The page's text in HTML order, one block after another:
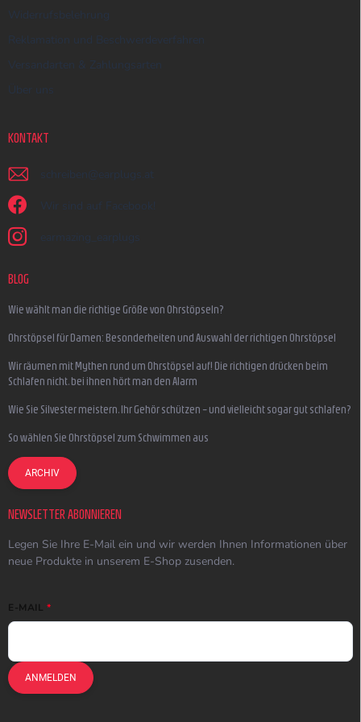
Widerrufsbelehrung
Reklamation und Beschwerdeverfahren
Versandarten & Zahlungsarten
Über uns
KONTAKT
schreiben @ earplugs.at
Wir sind auf Facebook!
earmazing_earplugs
BLOG
Wie wählt man die richtige Größe von Ohrstöpseln?
Ohrstöpsel für Damen: Besonderheiten und Auswahl der richtigen Ohrstöpsel
Wir räumen mit Mythen rund um Ohrstöpsel auf! Die richtigen drücken beim
Schlafen nicht, bei ihnen hört man den Alarm
Wie Sie Silvester meistern, Ihr Gehör schützen – und vielleicht sogar gut schlafen?
So wählen Sie Ohrstöpsel zum Schwimmen aus
ARCHIV
NEWSLETTER ABONNIEREN
Legen Sie Ihre E-Mail ein und wir werden Ihnen Informationen über
neue Produkte in unserem E-Shop zusenden.
E-MAIL
ANMELDEN